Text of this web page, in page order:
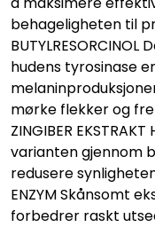
behageligheten til
hudens tyrosinase
mørke flekker og
ZINGIBER
varianten gjennom
redusere
ENZYM Skånsomt
forbedrer raskt